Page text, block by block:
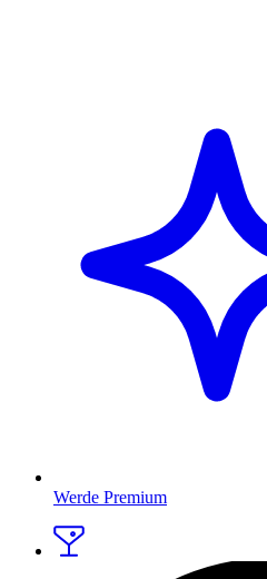
Werde Premium